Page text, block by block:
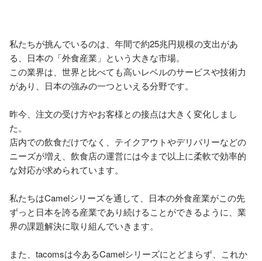
私たちが挑んでいるのは、年間で約25兆円規模の支出があ
る、日本の「外食産業」という大きな市場。
この業界は、世界と比べても高いレベルのサービスや技術力
があり、日本の強みの一つといえる分野です。
昨今、注文の受け方やお客様との接点は大きく変化しまし
た。
店内での飲食だけでなく、テイクアウトやデリバリーなどの
ニーズが増え、飲食店の運営には今まで以上に柔軟で効率的
な対応が求められています。
私たちはCamelシリーズを通して、日本の外食産業がこの先
ずっと日本を誇る産業であり続けることができるように、業
界の課題解決に取り組んでいきます。
また、tacomsは今あるCamelシリーズにとどまらず、これか